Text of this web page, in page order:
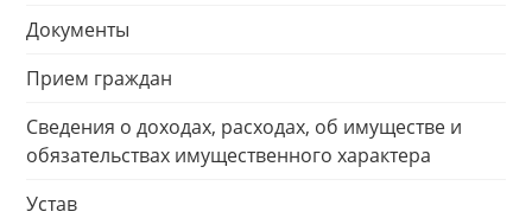
Документы
Прием граждан
Сведения о доходах, расходах, об имуществе и
обязательствах имущественного характера
Устав